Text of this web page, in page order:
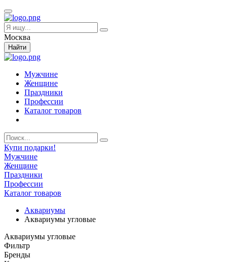
Москва
Найти
Мужчине
Женщине
Праздники
Профессии
Каталог товаров
Купи подарки!
Мужчине
Женщине
Праздники
Профессии
Каталог товаров
Аквариумы
Аквариумы угловые
Аквариумы угловые
Фильтр
Бренды